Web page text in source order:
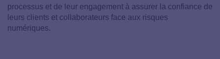
processus et de leur engagement à assurer la confiance de
leurs clients et collaborateurs face aux risques
numériques.